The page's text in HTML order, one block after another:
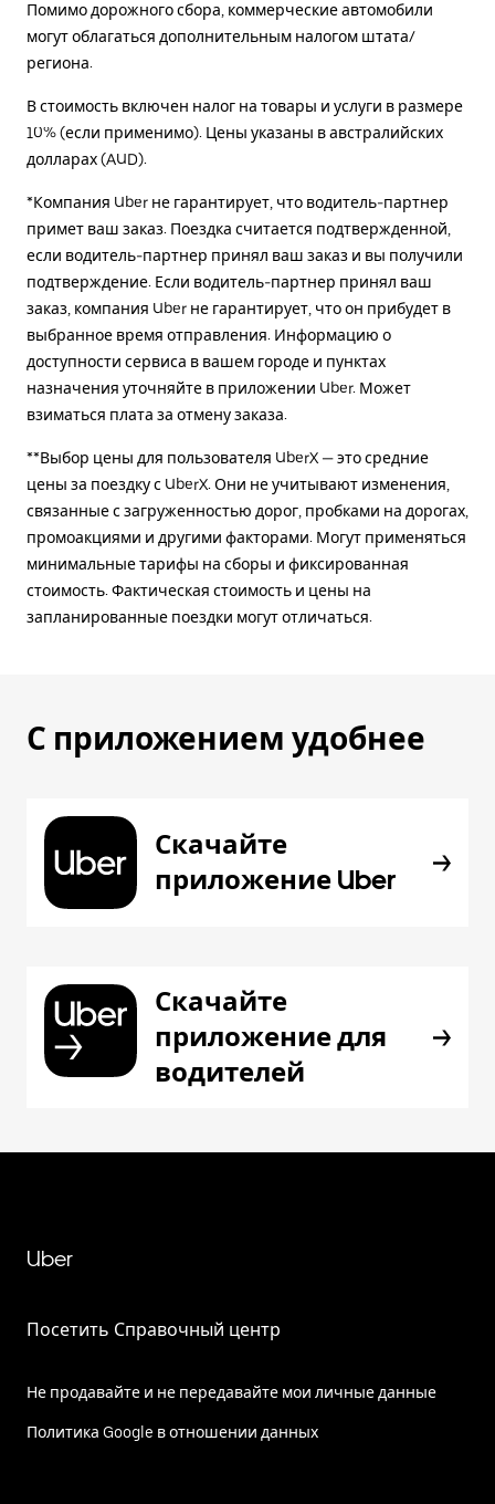
Помимо дорожного сбора, коммерческие автомобили
могут облагаться дополнительным налогом штата/
региона.
В стоимость включен налог на товары и услуги в размере
10% (если применимо). Цены указаны в австралийских
долларах (AUD).
*Компания Uber не гарантирует, что водитель-партнер
примет ваш заказ. Поездка считается подтвержденной,
если водитель-партнер принял ваш заказ и вы получили
подтверждение. Если водитель-партнер принял ваш
заказ, компания Uber не гарантирует, что он прибудет в
выбранное время отправления. Информацию о
доступности сервиса в вашем городе и пунктах
назначения уточняйте в приложении Uber. Может
взиматься плата за отмену заказа.
**Выбор цены для пользователя UberX — это средние
цены за поездку с UberX. Они не учитывают изменения,
связанные с загруженностью дорог, пробками на дорогах,
промоакциями и другими факторами. Могут применяться
минимальные тарифы на сборы и фиксированная
стоимость. Фактическая стоимость и цены на
запланированные поездки могут отличаться.
С приложением удобнее
Скачайте
приложение Uber
Скачайте
приложение для
водителей
Uber
Посетить Справочный центр
Не продавайте и не передавайте мои личные данные
Политика Google в отношении данных